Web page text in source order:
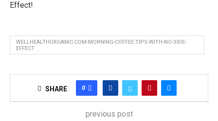
Effect!
WELLHEALTHORGANIC-COM-MORNING-COFFEE-TIPS-WITH-NO-SIDE-
EFFECT
SHARE 0
previous post